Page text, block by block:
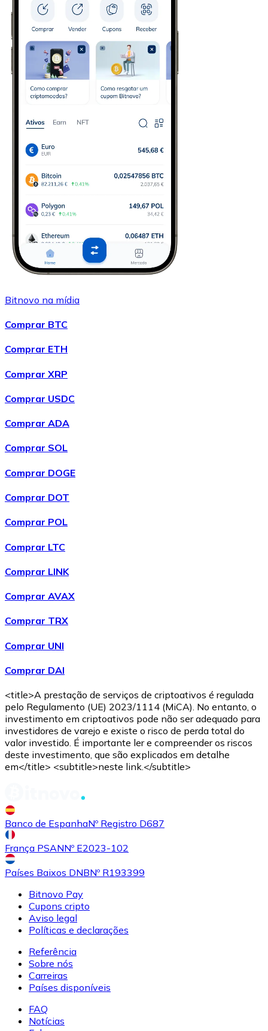
Bitnovo na mídia
Comprar BTC
Comprar ETH
Comprar XRP
Comprar USDC
Comprar ADA
Comprar SOL
Comprar DOGE
Comprar DOT
Comprar POL
Comprar LTC
Comprar LINK
Comprar AVAX
Comprar TRX
Comprar UNI
Comprar DAI
<title>A prestação de serviços de criptoativos é regulada
pelo Regulamento (UE) 2023/1114 (MiCA). No entanto, o
investimento em criptoativos pode não ser adequado para
investidores de varejo e existe o risco de perda total do
valor investido. É importante ler e compreender os riscos
deste investimento, que são explicados em detalhe
em</title> <subtitle>neste link.</subtitle>
Banco de EspanhaNº Registro D687
França PSANNº E2023-102
Países Baixos DNBNº R193399
Bitnovo Pay
Cupons cripto
Aviso legal
Políticas e declarações
Referência
Sobre nós
Carreiras
Países disponíveis
FAQ
Notícias